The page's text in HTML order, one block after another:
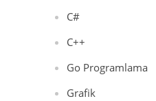
C#
C++
Go Programlama
Grafik